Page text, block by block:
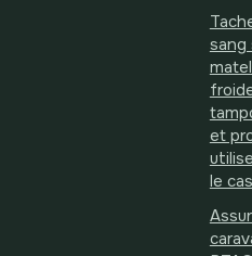
sang
et
le cas